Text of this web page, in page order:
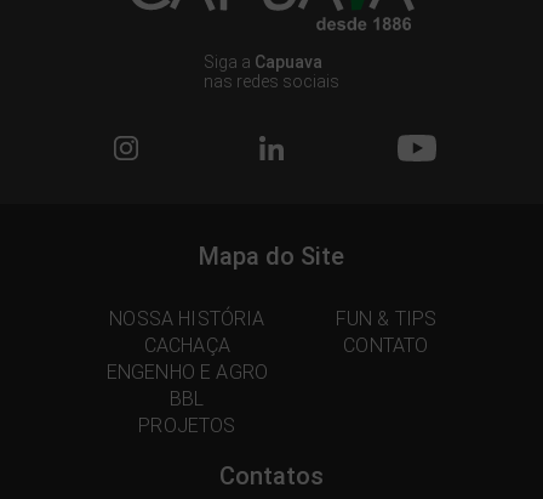
Siga a Capuava
nas redes sociais
Mapa do Site
NOSSA HISTÓRIA
CACHAÇA
ENGENHO E AGRO
BBL
PROJETOS
FUN & TIPS
CONTATO
Contatos